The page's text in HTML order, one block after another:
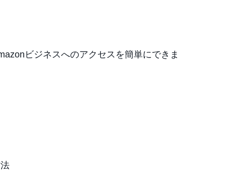
ビジネスへのアクセスを簡単にできま